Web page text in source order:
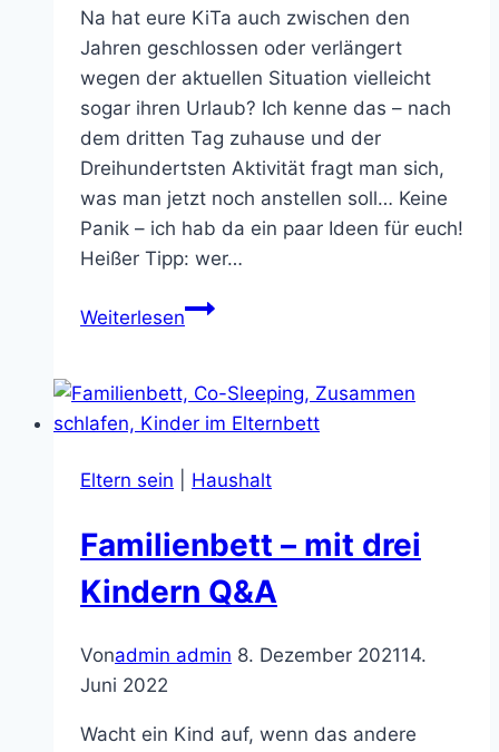
Na hat eure KiTa auch zwischen den
Jahren geschlossen oder verlängert
wegen der aktuellen Situation vielleicht
sogar ihren Urlaub? Ich kenne das – nach
dem dritten Tag zuhause und der
Dreihundertsten Aktivität fragt man sich,
was man jetzt noch anstellen soll… Keine
Panik – ich hab da ein paar Ideen für euch!
Heißer Tipp: wer…
WeiterlesenKindergarten
Kinder
sinnvoll
Eltern sein
Haushalt
Familienbett – mit drei
Kindern Q&A
Vonadmin admin 8. Dezember 202114.
Juni 2022
Wacht ein Kind auf, wenn das andere